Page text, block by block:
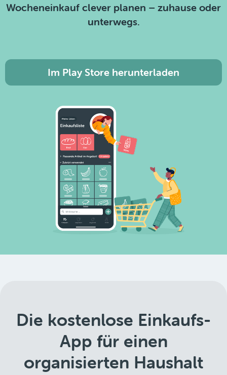
Wocheneinkauf clever planen – zuhause oder
unterwegs.
Im Play Store herunterladen
Die kostenlose Einkaufs-
App für einen
organisierten Haushalt